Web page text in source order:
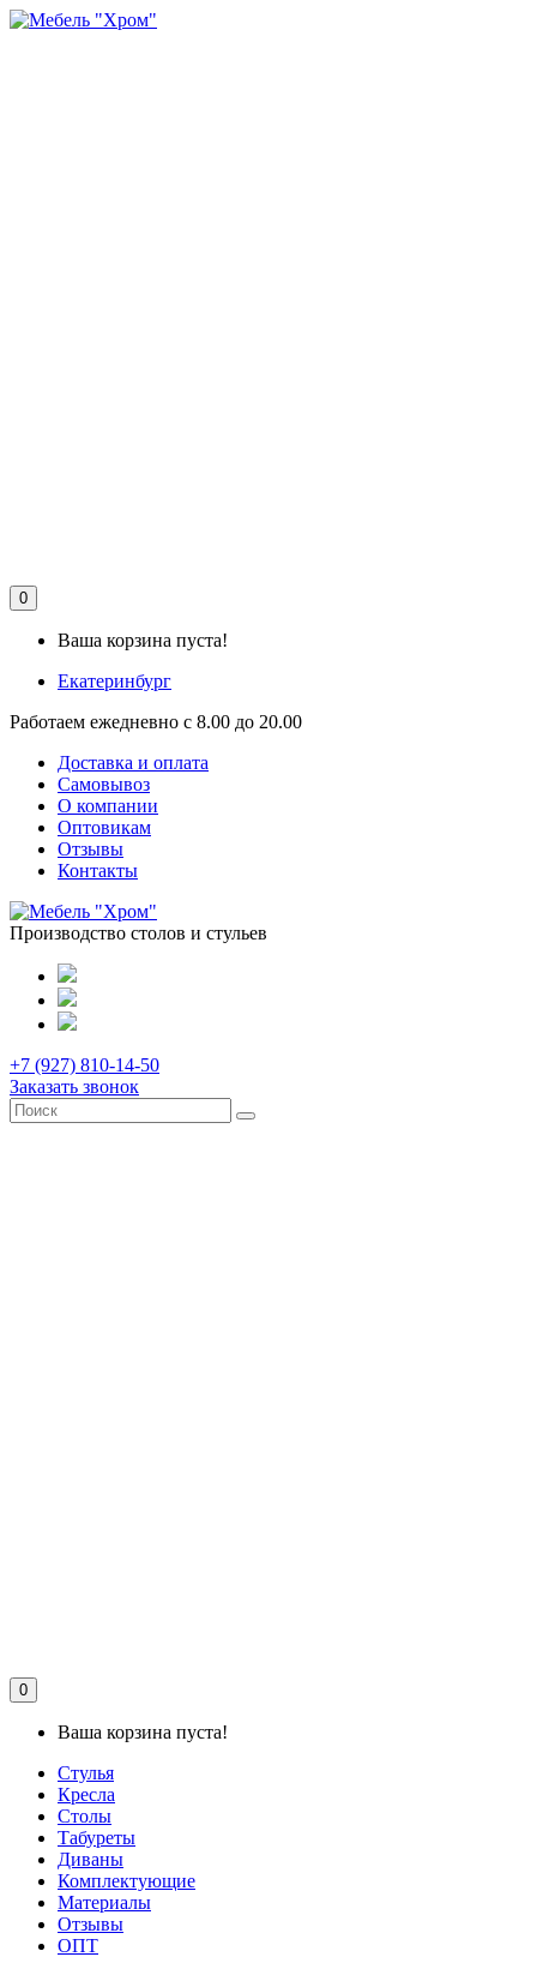
0
Ваша корзина пуста!
Екатеринбург
Работаем ежедневно с 8.00 до 20.00
Доставка и оплата
Самовывоз
О компании
Оптовикам
Отзывы
Контакты
Производство столов и стульев
+7 (927) 810-14-50
Заказать звонок
0
Ваша корзина пуста!
Стулья
Кресла
Столы
Табуреты
Диваны
Комплектующие
Материалы
Отзывы
ОПТ